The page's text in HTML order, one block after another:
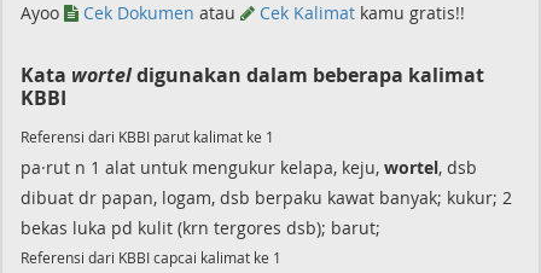
Ayoo Cek Dokumen atau Cek Kalimat kamu gratis!!
Kata worteldigunakan dalam beberapa kalimat
KBBI
Referensi dari KBBI parut kalimat ke 1
pa·rut n 1 alat untuk mengukur kelapa, keju, wortel, dsb
dibuat dr papan, logam, dsb berpaku kawat banyak; kukur; 2
bekas luka pd kulit (krn tergores dsb); barut;
Referensi dari KBBI capcai kalimat ke 1